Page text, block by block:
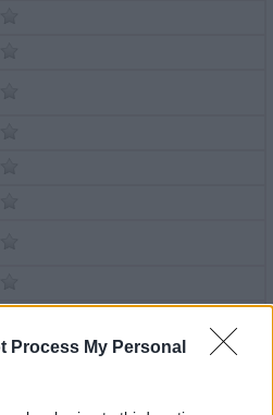
Process My Personal